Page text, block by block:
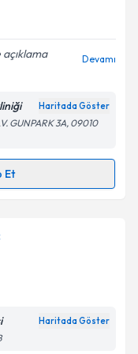
ilişkin
Aydınlatma
belirtilen
Devamı
Haritada Göster
GUNPARK 3A, 09010
Et
takvimi talebi
almanız için bir
bilgilendireceğiz.
Haritada Göster